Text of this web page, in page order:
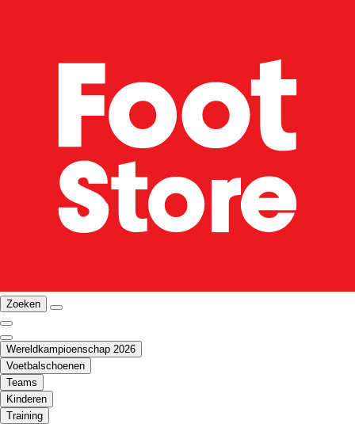
Zoeken
Wereldkampioenschap 2026
Voetbalschoenen
Teams
Kinderen
Training